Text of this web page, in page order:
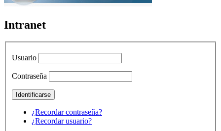
Intranet
Usuario
Contraseña
¿Recordar contraseña?
¿Recordar usuario?